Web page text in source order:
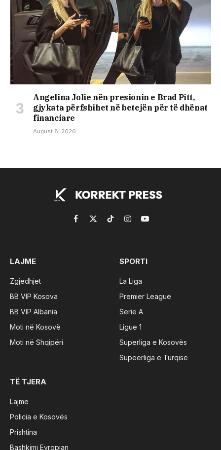
Angelina Jolie nën presionin e Brad Pitt,
gjykata përfshihet në betejën për të dhënat
financiare
August 8, 2026
Facebook
X
TikTokInstagramYouTube
LAJME
Zgjedhjet
BB VIP Kosova
BB VIP Albania
Moti në Kosovë
Moti në Shqipëri
SPORTI
La Liga
Premier League
Serie A
Ligue 1
Superliga e Kosovës
Supeerliga e Turqisë
TË TJERA
Lajme
Policia e Kosovës
Prishtina
Bashkimi Evropian